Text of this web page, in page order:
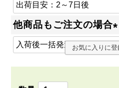
必
須
)
他商品もご注文の場合
(
お気に入りに登